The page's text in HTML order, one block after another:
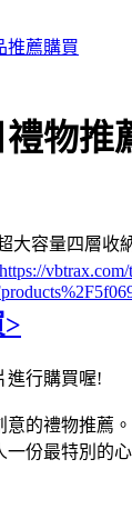
推薦購買
物推
大容量四層收
https://
進行購買喔!
的禮物推薦。
份最特別的